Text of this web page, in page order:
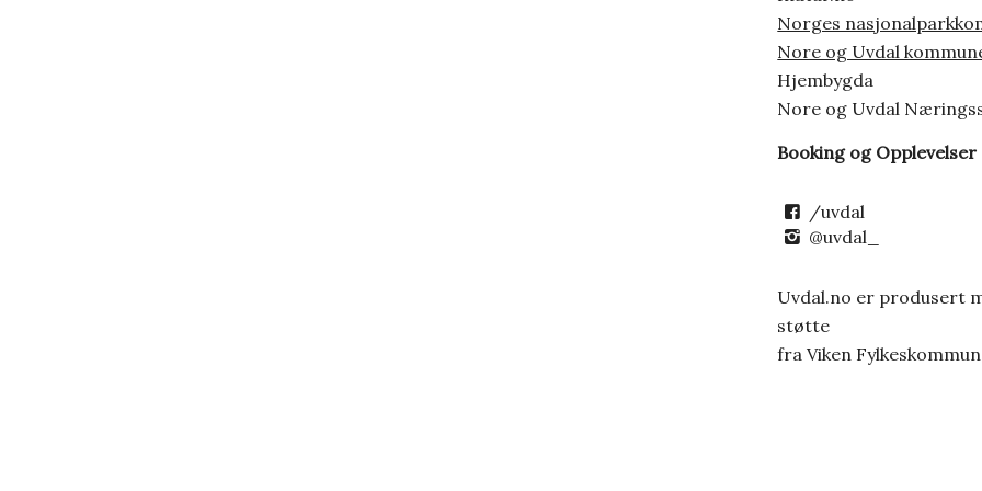
Norges
Nore og Uvdal
Hjembygda
Nore og Uvdal
Booking og Opplevelser
/uvdal
@uvdal_
Uvdal.no er produsert
støtte
fra Viken